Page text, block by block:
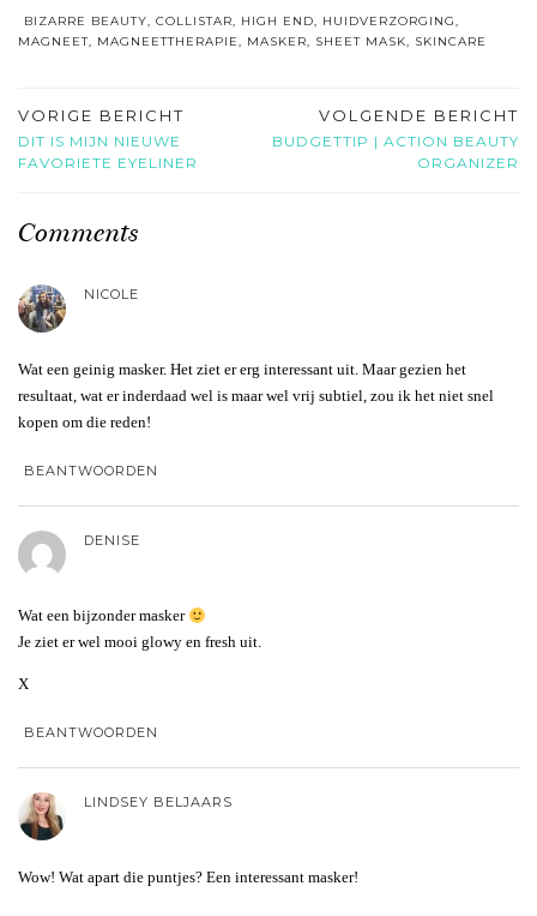
BIZARRE BEAUTY, COLLISTAR, HIGH END, HUIDVERZORGING,
MAGNEET, MAGNEETTHERAPIE, MASKER, SHEET MASK, SKINCARE
VORIGE BERICHT
DIT IS MIJN NIEUWE
FAVORIETE EYELINER
VOLGENDE BERICHT
BUDGETTIP | ACTION BEAUTY
ORGANIZER
Comments
NICOLE
Wat een geinig masker. Het ziet er erg interessant uit. Maar gezien het
resultaat, wat er inderdaad wel is maar wel vrij subtiel, zou ik het niet snel
kopen om die reden!
BEANTWOORDEN
DENISE
Wat een bijzonder masker
Je ziet er wel mooi glowy en fresh uit.
X
BEANTWOORDEN
LINDSEY BELJAARS
Wow! Wat apart die puntjes? Een interessant masker!